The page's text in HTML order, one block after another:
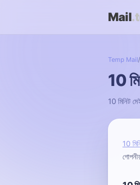
Mail
Temp Mail/
10
10 মিনিট
10